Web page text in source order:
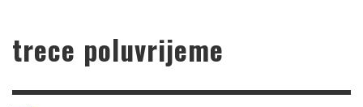
trece poluvrijeme